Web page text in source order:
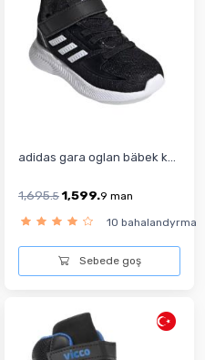
adidas gara oglan bäbek k...
1,695.5 1,599.9 man
10 bahalandyrma
Sebede goş